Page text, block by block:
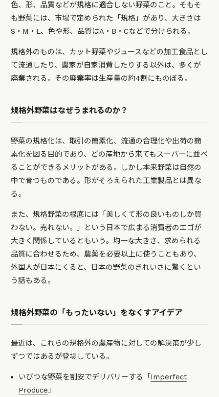
色、形、品質などが規格に適合しない野菜のこと。そもそ
も野菜には、市場で定められた「規格」があり、大きさは
S・M・L、色や形、品質はA・B・Cなどで分けられる。
規格外のものは、カット野菜やジュースなどの加工食品とし
て流通したり、農家が自家消費したりする以外は、多くが
廃棄される。その廃棄率は生産量の約4割にものぼる。
規格外野菜はなぜうまれるのか？
野菜の規格化は、取引の簡素化、流通の合理化や出荷の簡
素化を図る目的であり、どの産地から来てもスーパーに並べ
ることができるメリットがある。しかし本来野菜は自然の
中で育つものである。形がそろえられた工業製品とは異な
る。
また、規格野菜の根底には「美しくて形の良いものしか買
わない。売れない。」という日本で広まる消費者のエゴが
大きく関係しているともいう。均一な大きさ、求められる
品質に合わせるため、農薬を必要以上に使うこともあり、
外国人が日本にくると、日本の野菜のきれいさに驚くとい
う話もある。
規格外野菜の「もったいない」をなくすアイデア
最近は、これらの規格外の農産物に対しての解決策が少し
ずつではあるが登場している。
いびつな野菜を割安でデリバリーする「 Imperfect
Produce 」